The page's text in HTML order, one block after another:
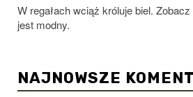
W regałach wciąż króluje biel.
jest modny.
NAJNOWSZE